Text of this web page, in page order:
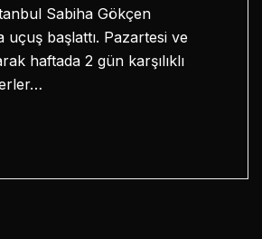
Sabiha Gökçen
uçuş başlattı. Pazartesi ve
haftada 2 gün karşılıklı